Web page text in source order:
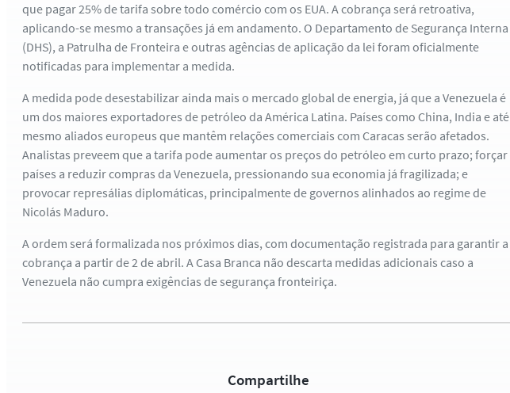
que pagar 25% de tarifa sobre todo comércio com os EUA. A cobrança será retroativa,
aplicando-se mesmo a transações já em andamento. O Departamento de Segurança Interna
(DHS), a Patrulha de Fronteira e outras agências de aplicação da lei foram oficialmente
notificadas para implementar a medida.
A medida pode desestabilizar ainda mais o mercado global de energia, já que a Venezuela é
um dos maiores exportadores de petróleo da América Latina. Países como China, India e até
mesmo aliados europeus que mantêm relações comerciais com Caracas serão afetados.
Analistas preveem que a tarifa pode aumentar os preços do petróleo em curto prazo; forçar
países a reduzir compras da Venezuela, pressionando sua economia já fragilizada; e
provocar represálias diplomáticas, principalmente de governos alinhados ao regime de
Nicolás Maduro.
A ordem será formalizada nos próximos dias, com documentação registrada para garantir a
cobrança a partir de 2 de abril. A Casa Branca não descarta medidas adicionais caso a
Venezuela não cumpra exigências de segurança fronteiriça.
Compartilhe